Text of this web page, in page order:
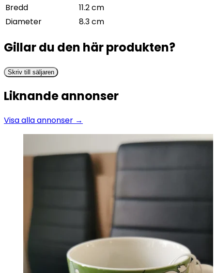
Bredd
11.2 cm
Diameter
8.3 cm
Gillar du den här produkten?
Skriv till säljaren
Liknande annonser
Visa alla annonser →